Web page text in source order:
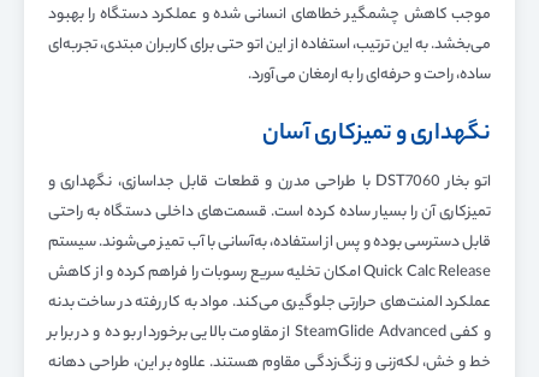
موجب کاهش چشمگیر خطاهای انسانی شده و عملکرد دستگاه را بهبود
می‌بخشد. به این ترتیب، استفاده از این اتو حتی برای کاربران مبتدی، تجربه‌ای
ساده، راحت و حرفه‌ای را به ارمغان می‌آورد.
نگهداری و تمیزکاری آسان
اتو بخار DST7060 با طراحی مدرن و قطعات قابل جداسازی، نگهداری و
تمیزکاری آن را بسیار ساده کرده است. قسمت‌های داخلی دستگاه به راحتی
قابل دسترسی بوده و پس از استفاده، به‌آسانی با آب تمیز می‌شوند. سیستم
Quick Calc Release امکان تخلیه سریع رسوبات را فراهم کرده و از کاهش
عملکرد المنت‌های حرارتی جلوگیری می‌کند. مواد به کار رفته در ساخت بدنه
و کفی SteamGlide Advanced از مقاومت بالایی برخوردار بوده و در برابر
خط و خش، لکه‌زنی و زنگ‌زدگی مقاوم هستند. علاوه بر این، طراحی دهانه